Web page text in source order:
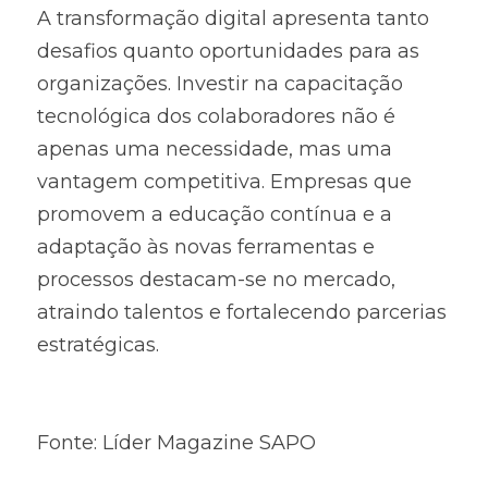
A transformação digital apresenta tanto
desafios quanto oportunidades para as
organizações. Investir na capacitação
tecnológica dos colaboradores não é
apenas uma necessidade, mas uma
vantagem competitiva. Empresas que
promovem a educação contínua e a
adaptação às novas ferramentas e
processos destacam-se no mercado,
atraindo talentos e fortalecendo parcerias
estratégicas.
Fonte: Líder Magazine SAPO